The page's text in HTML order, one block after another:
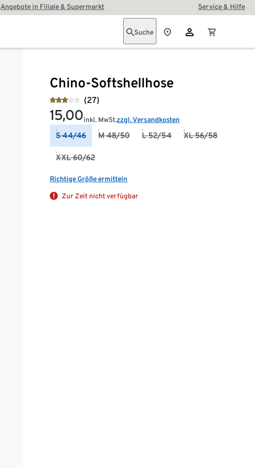
Angebote in Filiale & Supermarkt Service & Hilfe
Suche
Chino-Softshellhose
(27)
15,00inkl. MwSt.zzgl. Versandkosten
S 44/46 M 48/50 L 52/54 XL 56/58
XXL 60/62
Richtige Größe ermitteln
Zur Zeit nicht verfügbar